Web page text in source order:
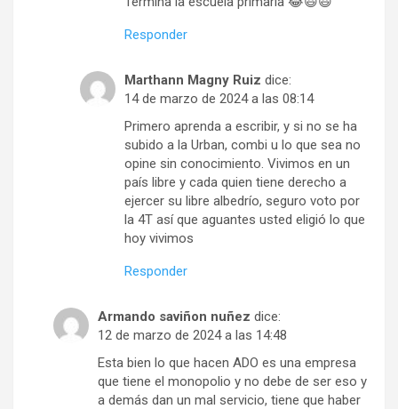
Responder
Marthann Magny Ruiz dice:
14 de marzo de 2024 a las 08:14
Primero aprenda a escribir, y si no se ha
subido a la Urban, combi u lo que sea no
opine sin conocimiento. Vivimos en un
país libre y cada quien tiene derecho a
ejercer su libre albedrío, seguro voto por
la 4T así que aguantes usted eligió lo que
hoy vivimos
Responder
Armando saviñon nuñez dice:
12 de marzo de 2024 a las 14:48
Esta bien lo que hacen ADO es una empresa
que tiene el monopolio y no debe de ser eso y
a demás dan un mal servicio, tiene que haber